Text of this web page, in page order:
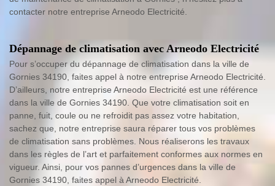
contacter notre entreprise Arneodo Electricité.
Dépannage de climatisation avec Arneodo Electricité
Pour s’occuper du dépannage de climatisation dans la ville de
Gornies 34190, faites appel à notre entreprise Arneodo Electricité.
D’ailleurs, notre entreprise Arneodo Electricité est une référence
dans la ville de Gornies 34190. Que votre climatisation soit en
panne, fuit, coule ou ne refroidit pas assez votre habitation,
sachez que, notre entreprise saura réparer tous vos problèmes
de climatisation sans problèmes. Nous réaliserons les travaux
dans les règles de l’art et parfaitement conformes aux normes en
vigueur. Ainsi, pour vos pannes d’urgences dans la ville de
Gornies 34190, faites appel à Arneodo Electricité.